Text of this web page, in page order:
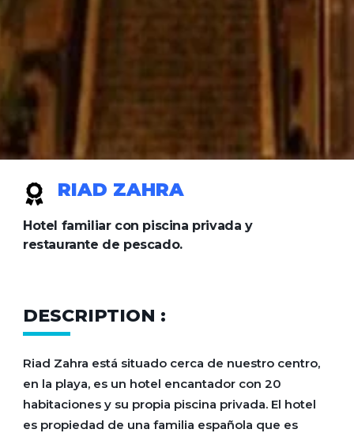
RIAD ZAHRA
Hotel familiar con piscina privada y
restaurante de pescado.
DESCRIPTION :
Riad Zahra está situado cerca de nuestro centro,
en la playa, es un hotel encantador con 20
habitaciones y su propia piscina privada. El hotel
es propiedad de una familia española que es